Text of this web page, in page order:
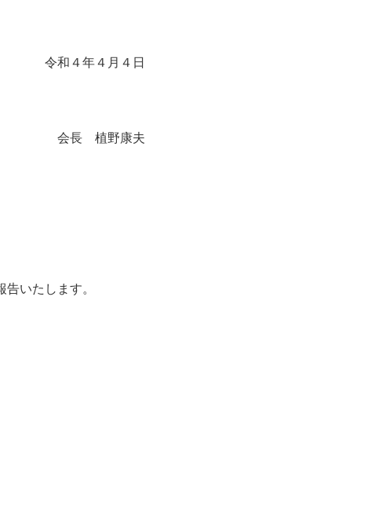
令和４年４月４日
会長 植野康夫
いたします。